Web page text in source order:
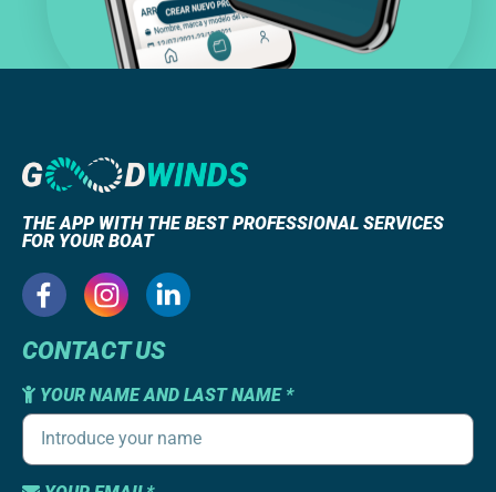
THE APP WITH THE BEST PROFESSIONAL SERVICES
FOR YOUR BOAT
CONTACT US
YOUR NAME AND LAST NAME *